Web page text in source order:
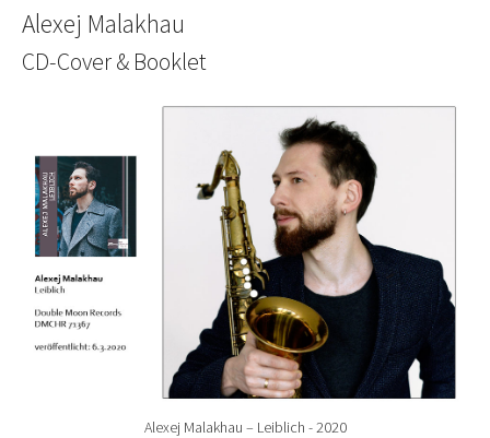
Alexej Malakhau
CD-Cover & Booklet
Show larger version for:
Alexej Malakhau – Leiblich - 2020